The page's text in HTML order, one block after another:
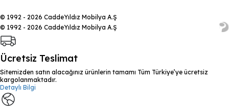
© 1992 - 2026 CaddeYıldız Mobilya A.Ş
© 1992 - 2026 CaddeYıldız Mobilya A.Ş
Ücretsiz Teslimat
Sitemizden satın alacağınız ürünlerin tamamı Tüm Türkiye’ye ücretsiz
kargolanmaktadır.
Detaylı Bilgi